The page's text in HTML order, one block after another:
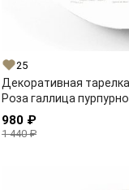
25
Декоративная
Роза галлица
980 ₽
1 440 ₽